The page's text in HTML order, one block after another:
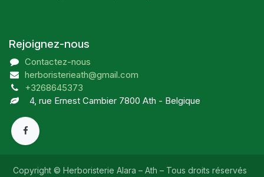
Rejoignez-nous
Contactez-nous
herboristerieath@gmail.com
+3268645373
4, rue Ernest Cambier 7800 Ath - Belgique
Copyright © Herboristerie Alara – Ath – Tous droits réservés